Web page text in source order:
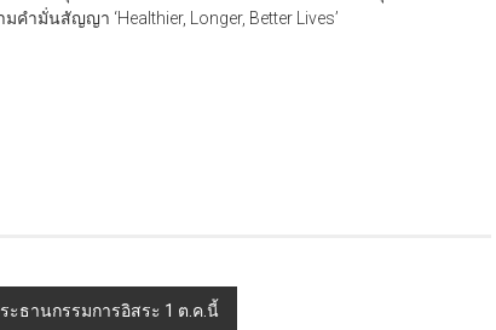
มั่นสัญญา ‘Healthier, Longer, Better Lives’
ระธานกรรมการอิสระ 1 ต.ค.นี้